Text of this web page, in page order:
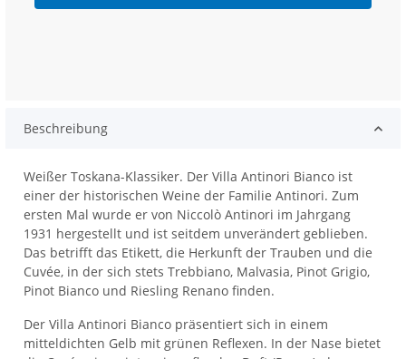
Beschreibung
Weißer Toskana-Klassiker. Der Villa Antinori Bianco ist
einer der historischen Weine der Familie Antinori. Zum
ersten Mal wurde er von Niccolò Antinori im Jahrgang
1931 hergestellt und ist seitdem unverändert geblieben.
Das betrifft das Etikett, die Herkunft der Trauben und die
Cuvée, in der sich stets Trebbiano, Malvasia, Pinot Grigio,
Pinot Bianco und Riesling Renano finden.
Der Villa Antinori Bianco präsentiert sich in einem
mitteldichten Gelb mit grünen Reflexen. In der Nase bietet